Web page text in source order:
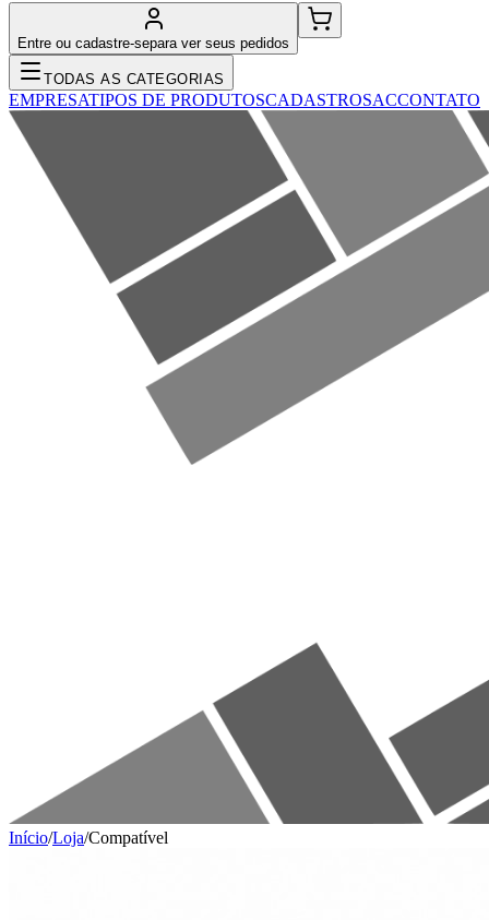
Entre ou cadastre-separa ver seus pedidos
TODAS AS CATEGORIAS
EMPRESATIPOS DE PRODUTOSCADASTROSACCONTATO
Início/Loja/Compatível